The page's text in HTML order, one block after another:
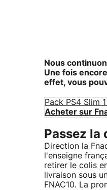
Nous
Une fois
effet, vous
Pack PS4 Slim
Acheter sur
Passez
Direction la
l'enseigne
retirer le colis
livraison sous
FNAC10. La